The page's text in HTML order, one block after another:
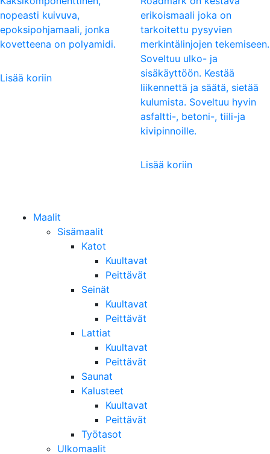
nopeasti kuivuva,
epoksipohjamaali, jonka
kovetteena on polyamidi.
Lisää koriin
erikoismaali joka on
tarkoitettu pysyvien
merkintälinjojen tekemiseen.
Soveltuu ulko- ja
sisäkäyttöön. Kestää
liikennettä ja säätä, sietää
kulumista. Soveltuu hyvin
asfaltti-, betoni-, tiili-ja
kivipinnoille.
Lisää koriin
Maalit
Sisämaalit
Katot
Kuultavat
Peittävät
Seinät
Kuultavat
Peittävät
Lattiat
Kuultavat
Peittävät
Saunat
Kalusteet
Kuultavat
Peittävät
Työtasot
Ulkomaalit